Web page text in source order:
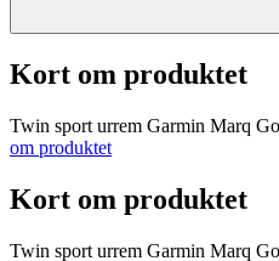
Kort om produktet
Twin sport urrem Garmin Marq
om produktet
Kort om produktet
Twin sport urrem Garmin Marq